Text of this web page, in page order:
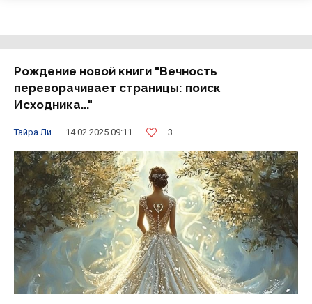
Рождение новой книги "Вечность
переворачивает страницы: поиск
Исходника..."
Тайра Ли 14.02.2025 09:11 3